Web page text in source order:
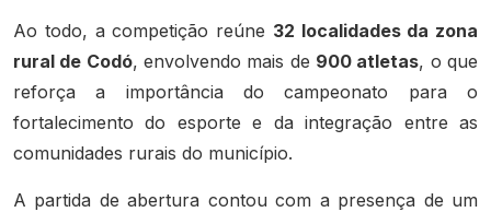
Ao todo, a competição reúne 32 localidades da zona
rural de Codó, envolvendo mais de 900 atletas, o que
reforça a importância do campeonato para o
fortalecimento do esporte e da integração entre as
comunidades rurais do município.
A partida de abertura contou com a presença de um